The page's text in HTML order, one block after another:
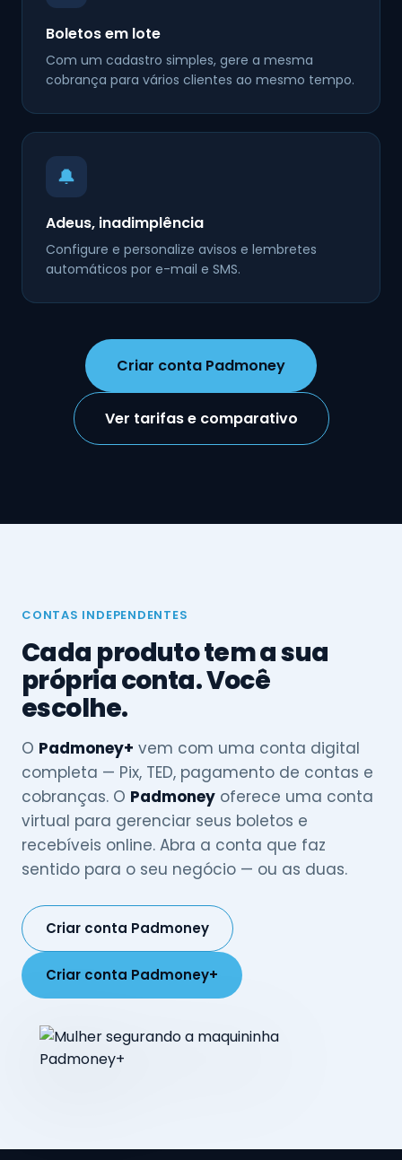
Boletos em lote
Com um cadastro simples, gere a mesma
cobrança para vários clientes ao mesmo tempo.
🔔
Adeus, inadimplência
Configure e personalize avisos e lembretes
automáticos por e-mail e SMS.
Criar conta Padmoney
Ver tarifas e comparativo
CONTAS INDEPENDENTES
Cada produto tem a sua
própria conta. Você
escolhe.
O Padmoney+ vem com uma conta digital
completa — Pix, TED, pagamento de contas e
cobranças. O Padmoney oferece uma conta
virtual para gerenciar seus boletos e
recebíveis online. Abra a conta que faz
sentido para o seu negócio — ou as duas.
Criar conta Padmoney
Criar conta Padmoney+